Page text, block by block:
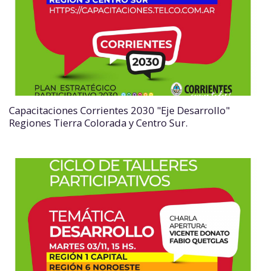
Capacitaciones Corrientes 2030 "Eje Desarrollo"
Regiones Tierra Colorada y Centro Sur.